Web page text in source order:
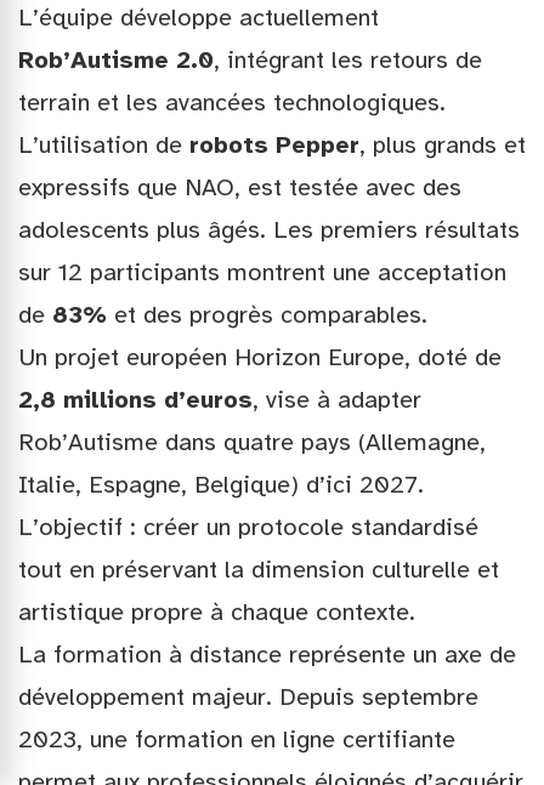
L’équipe développe actuellement
Rob’Autisme 2.0, intégrant les retours de
terrain et les avancées technologiques.
L’utilisation de robots Pepper, plus grands et
expressifs que NAO, est testée avec des
adolescents plus âgés. Les premiers résultats
sur 12 participants montrent une acceptation
de 83% et des progrès comparables.
Un projet européen Horizon Europe, doté de
2,8 millions d’euros, vise à adapter
Rob’Autisme dans quatre pays (Allemagne,
Italie, Espagne, Belgique) d’ici 2027.
L’objectif : créer un protocole standardisé
tout en préservant la dimension culturelle et
artistique propre à chaque contexte.
La formation à distance représente un axe de
développement majeur. Depuis septembre
2023, une formation en ligne certifiante